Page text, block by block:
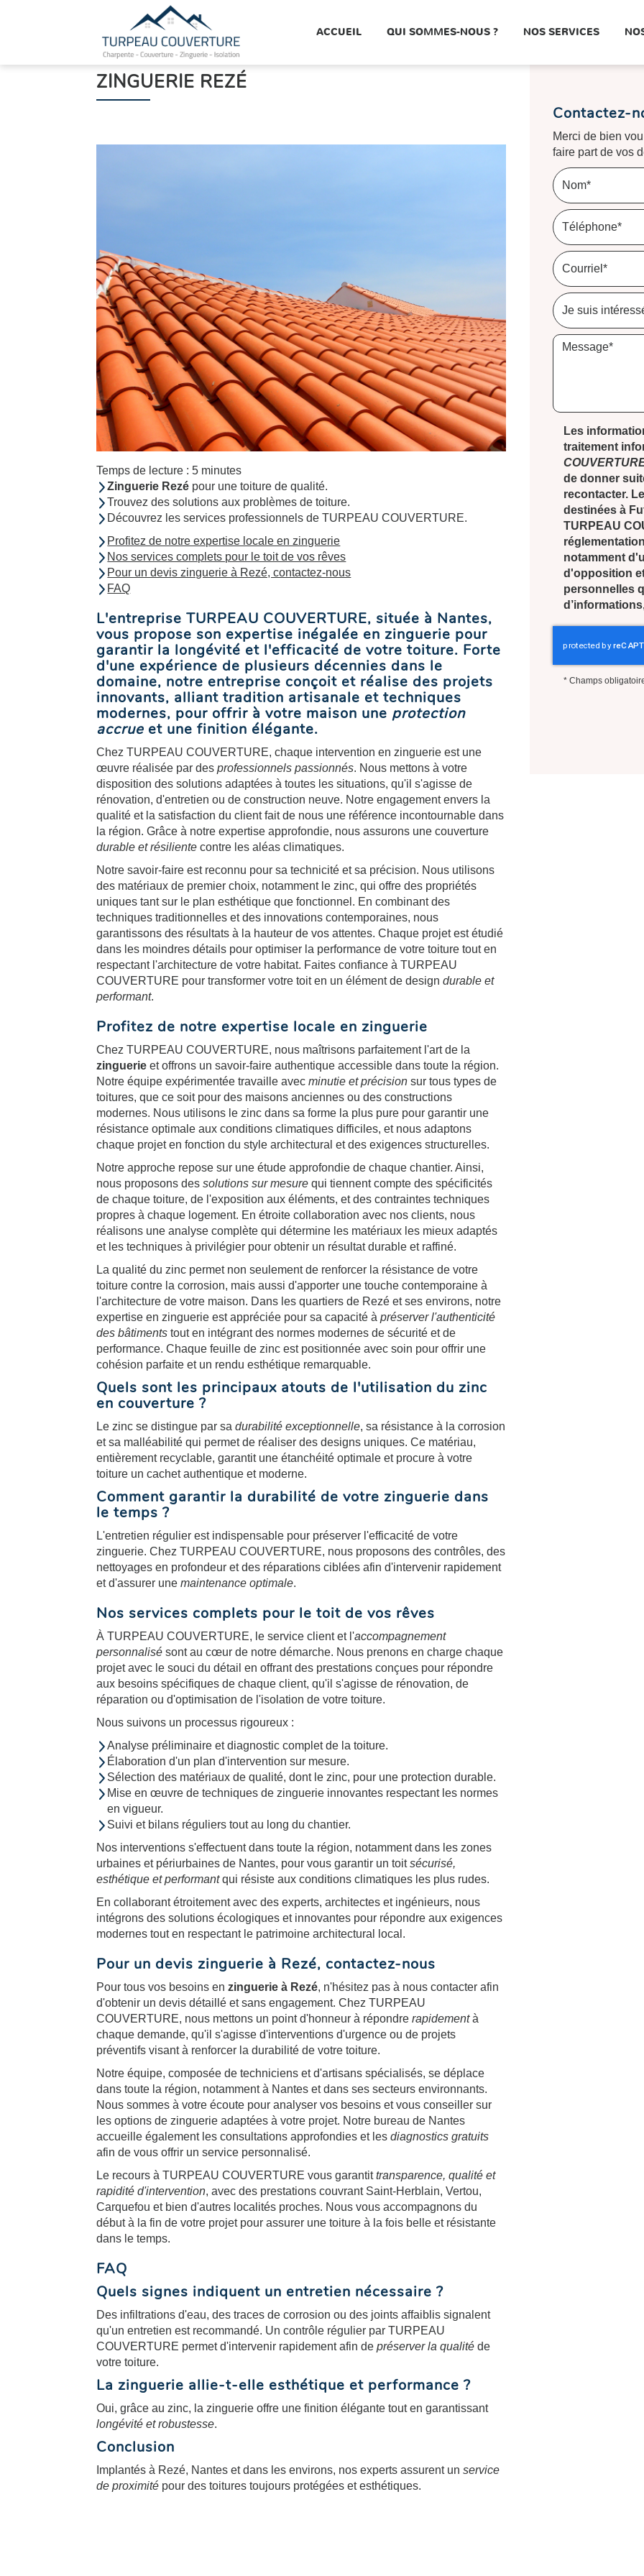
COUVERTURE
ACCUEIL QUI SOMMES-NOUS ? NOS SERVICES
ZINGUERIE REZÉ
Temps de lecture : 5 minutes
Zinguerie Rezé pour une toiture de qualité.
Trouvez des solutions aux problèmes de toiture.
Découvrez les services professionnels de TURPEAU COUVERTURE.
Profitez de notre expertise locale en zinguerie
Nos services complets pour le toit de vos rêves
Pour un devis zinguerie à Rezé, contactez-nous
FAQ
L'entreprise TURPEAU COUVERTURE, située à Nantes,
vous propose son expertise inégalée en zinguerie pour
garantir la longévité et l'efficacité de votre toiture. Forte
d'une expérience de plusieurs décennies dans le
domaine, notre entreprise conçoit et réalise des projets
innovants, alliant tradition artisanale et techniques
modernes, pour offrir à votre maison une protection
accrue et une finition élégante.
Chez TURPEAU COUVERTURE, chaque intervention en zinguerie est une
œuvre réalisée par desprofessionnels passionnés. Nous mettons à votre
disposition des solutions adaptées à toutes les situations, qu'il s'agisse de
rénovation, d'entretien ou de construction neuve. Notre engagement envers la
qualité et la satisfaction du client fait de nous une référence incontournable dans
la région. Grâce à notre expertise approfondie, nous assurons une couverture
durable et résiliente contre les aléas climatiques.
Notre savoir-faire est reconnu pour sa technicité et sa précision. Nous utilisons
des matériaux de premier choix, notamment le zinc, qui offre des propriétés
uniques tant sur le plan esthétique que fonctionnel. En combinant des
techniques traditionnelles et des innovations contemporaines, nous
garantissons des résultats à la hauteur de vos attentes. Chaque projet est étudié
dans les moindres détails pour optimiser la performance de votre toiture tout en
respectant l'architecture de votre habitat. Faites confiance à TURPEAU
COUVERTURE pour transformer votre toit en un élément de designdurable et
performant.
Profitez de notre expertise locale en zinguerie
Chez TURPEAU COUVERTURE, nous maîtrisons parfaitement l'art de la
zinguerie et offrons un savoir-faire authentique accessible dans toute la région.
Notre équipe expérimentée travaille avecminutie et précision sur tous types de
toitures, que ce soit pour des maisons anciennes ou des constructions
modernes. Nous utilisons le zinc dans sa forme la plus pure pour garantir une
résistance optimale aux conditions climatiques difficiles, et nous adaptons
chaque projet en fonction du style architectural et des exigences structurelles.
Notre approche repose sur une étude approfondie de chaque chantier. Ainsi,
nous proposons dessolutions sur mesure qui tiennent compte des spécificités
de chaque toiture, de l'exposition aux éléments, et des contraintes techniques
propres à chaque logement. En étroite collaboration avec nos clients, nous
réalisons une analyse complète qui détermine les matériaux les mieux adaptés
et les techniques à privilégier pour obtenir un résultat durable et raffiné.
La qualité du zinc permet non seulement de renforcer la résistance de votre
toiture contre la corrosion, mais aussi d'apporter une touche contemporaine à
l'architecture de votre maison. Dans les quartiers de Rezé et ses environs, notre
expertise en zinguerie est appréciée pour sa capacité àpréserver l'authenticité
des bâtiments tout en intégrant des normes modernes de sécurité et de
performance. Chaque feuille de zinc est positionnée avec soin pour offrir une
cohésion parfaite et un rendu esthétique remarquable.
Quels sont les principaux atouts de l'utilisation du zinc
en couverture ?
Le zinc se distingue par sadurabilité exceptionnelle, sa résistance à la corrosion
et sa malléabilité qui permet de réaliser des designs uniques. Ce matériau,
entièrement recyclable, garantit une étanchéité optimale et procure à votre
toiture un cachet authentique et moderne.
Comment garantir la durabilité de votre zinguerie dans
le temps ?
L'entretien régulier est indispensable pour préserver l'efficacité de votre
zinguerie. Chez TURPEAU COUVERTURE, nous proposons des contrôles, des
nettoyages en profondeur et des réparations ciblées afin d'intervenir rapidement
et d'assurer unemaintenance optimale.
Nos services complets pour le toit de vos rêves
À TURPEAU COUVERTURE, le service client et l'accompagnement
personnalisé sont au cœur de notre démarche. Nous prenons en charge chaque
projet avec le souci du détail en offrant des prestations conçues pour répondre
aux besoins spécifiques de chaque client, qu'il s'agisse de rénovation, de
réparation ou d'optimisation de l'isolation de votre toiture.
Nous suivons un processus rigoureux :
Analyse préliminaire et diagnostic complet de la toiture.
Élaboration d'un plan d'intervention sur mesure.
Sélection des matériaux de qualité, dont le zinc, pour une protection durable.
Mise en œuvre de techniques de zinguerie innovantes respectant les normes
en vigueur.
Suivi et bilans réguliers tout au long du chantier.
Nos interventions s'effectuent dans toute la région, notamment dans les zones
urbaines et périurbaines de Nantes, pour vous garantir un toitsécurisé,
esthétique et performantqui résiste aux conditions climatiques les plus rudes.
En collaborant étroitement avec des experts, architectes et ingénieurs, nous
intégrons des solutions écologiques et innovantes pour répondre aux exigences
modernes tout en respectant le patrimoine architectural local.
Pour un devis zinguerie à Rezé, contactez-nous
Pour tous vos besoins enzinguerie à Rezé, n'hésitez pas à nous contacter afin
d'obtenir un devis détaillé et sans engagement. Chez TURPEAU
COUVERTURE, nous mettons un point d'honneur à répondrerapidementà
chaque demande, qu'il s'agisse d'interventions d'urgence ou de projets
préventifs visant à renforcer la durabilité de votre toiture.
Notre équipe, composée de techniciens et d'artisans spécialisés, se déplace
dans toute la région, notamment à Nantes et dans ses secteurs environnants.
Nous sommes à votre écoute pour analyser vos besoins et vous conseiller sur
les options de zinguerie adaptées à votre projet. Notre bureau de Nantes
accueille également les consultations approfondies et lesdiagnostics gratuits
afin de vous offrir un service personnalisé.
Le recours à TURPEAU COUVERTURE vous garantittransparence, qualité et
rapidité d'intervention, avec des prestations couvrant Saint-Herblain, Vertou,
Carquefou et bien d'autres localités proches. Nous vous accompagnons du
début à la fin de votre projet pour assurer une toiture à la fois belle et résistante
dans le temps.
FAQ
Quels signes indiquent un entretien nécessaire ?
Des infiltrations d'eau, des traces de corrosion ou des joints affaiblis signalent
qu'un entretien est recommandé. Un contrôle régulier par TURPEAU
COUVERTURE permet d'intervenir rapidement afin depréserver la qualité de
votre toiture.
La zinguerie allie-t-elle esthétique et performance ?
Oui, grâce au zinc, la zinguerie offre une finition élégante tout en garantissant
longévité et robustesse.
Conclusion
Implantés à Rezé, Nantes et dans les environs, nos experts assurent unservice
de proximité pour des toitures toujours protégées et esthétiques.
Contactez-
Merci de bien
faire part de vos
Les
traitement
de donner
recontacter.
destinées à
TURPEAU
notamment
d'opposition
personnelles
* Champs